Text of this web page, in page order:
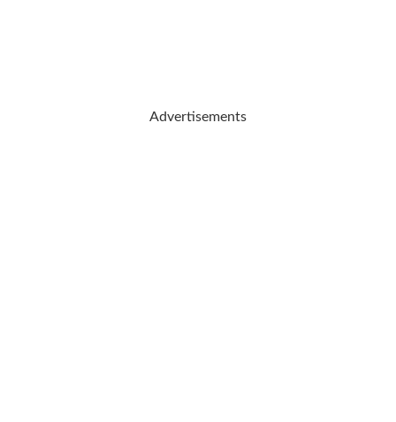
Advertisements